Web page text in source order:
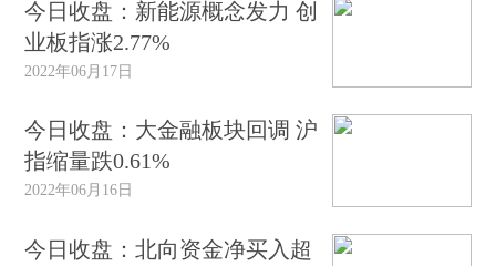
今日收盘：新能源概念发力 创
业板指涨2.77%
2022年06月17日
今日收盘：大金融板块回调 沪
指缩量跌0.61%
2022年06月16日
今日收盘：北向资金净买入超